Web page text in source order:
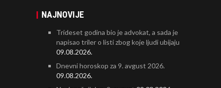
NAJNOVIJE
Trideset godina bio je advokat, a sada je
napisao triler o listi zbog koje ljudi ubijaju
09.08.2026.
Dnevni horoskop za 9. avgust 2026.
09.08.2026.